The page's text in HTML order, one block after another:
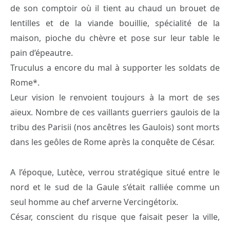
de son comptoir où il tient au chaud un brouet de
lentilles et de la viande bouillie, spécialité de la
maison, pioche du chèvre et pose sur leur table le
pain d’épeautre.
Truculus a encore du mal à supporter les soldats de
Rome*.
Leur vision le renvoient toujours à la mort de ses
aïeux. Nombre de ces vaillants guerriers gaulois de la
tribu des Parisii (nos ancêtres les Gaulois) sont morts
dans les geôles de Rome après la conquête de César.
A l’époque, Lutèce, verrou stratégique situé entre le
nord et le sud de la Gaule s’était ralliée comme un
seul homme au chef arverne Vercingétorix.
César, conscient du risque que faisait peser la ville,